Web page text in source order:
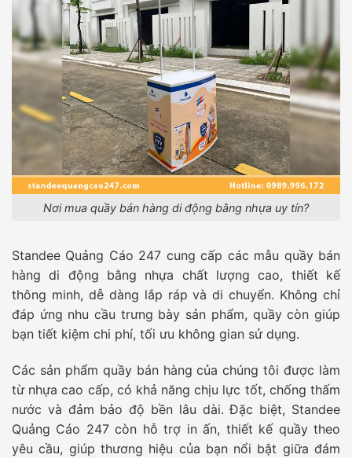
Nơi mua quầy bán hàng di động bằng nhựa uy tín?
Standee Quảng Cáo 247 cung cấp các mẫu quầy bán
hàng di động bằng nhựa chất lượng cao, thiết kế
thông minh, dễ dàng lắp ráp và di chuyển. Không chỉ
đáp ứng nhu cầu trưng bày sản phẩm, quầy còn giúp
bạn tiết kiệm chi phí, tối ưu không gian sử dụng.
Các sản phẩm quầy bán hàng của chúng tôi được làm
từ nhựa cao cấp, có khả năng chịu lực tốt, chống thấm
nước và đảm bảo độ bền lâu dài. Đặc biệt, Standee
Quảng Cáo 247 còn hỗ trợ in ấn, thiết kế quầy theo
yêu cầu, giúp thương hiệu của bạn nổi bật giữa đám